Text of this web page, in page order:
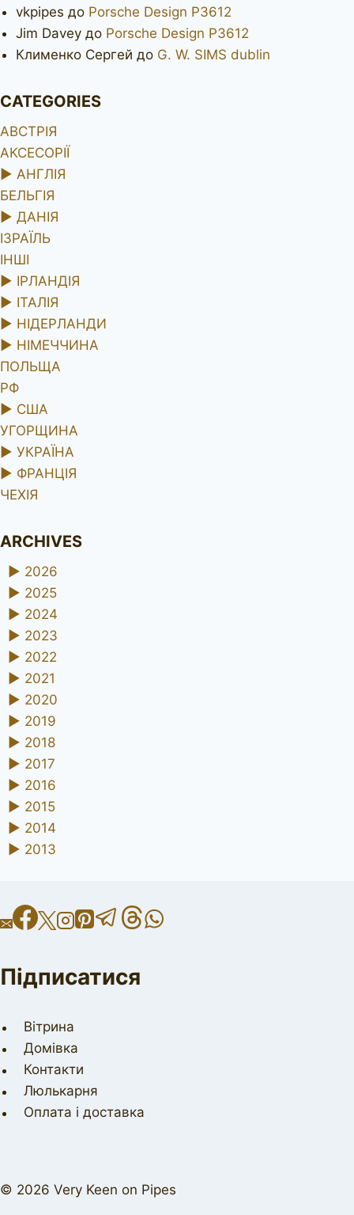
vkpipes до Porsche Design P3612
Jim Davey до Porsche Design P3612
Клименко Сергей до G. W. SIMS dublin
CATEGORIES
АВСТРІЯ
АКСЕСОРІЇ
► АНГЛІЯ
БЕЛЬГІЯ
► ДАНІЯ
ІЗРАЇЛЬ
ІНШІ
► ІРЛАНДІЯ
► ІТАЛІЯ
► НІДЕРЛАНДИ
► НІМЕЧЧИНА
ПОЛЬЩА
РФ
► США
УГОРЩИНА
► УКРАЇНА
► ФРАНЦІЯ
ЧЕХІЯ
ARCHIVES
► 2026
► 2025
► 2024
► 2023
► 2022
► 2021
► 2020
► 2019
► 2018
► 2017
► 2016
► 2015
► 2014
► 2013
Підписатися
Вітрина
Домівка
Контакти
Люлькарня
Оплата і доставка
© 2026 Very Keen on Pipes